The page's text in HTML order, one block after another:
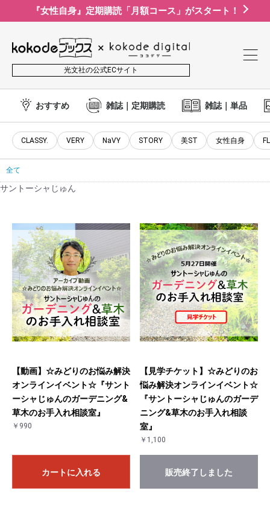
『女性自身』定期購読「月額コース」がスタート！
光文社の公式ECサイト
おすすめ 雑誌｜定期購読 雑誌｜単品
CLASSY. VERY NaVY STORY 美ST 女性自身
全て
サントーシャじゅん
【動画】☆みどりのお悩み解決
オンラインイベント☆『サント
ーシャじゅんのガーデニング&
草木のお手入れ相談室』
￥990
カートに入れる
【見学チケット】☆みどりのお
悩み解決オンラインイベント☆
『サントーシャじゅんのガーデ
ニング&草木のお手入れ相談
室』
￥1,100
販売終了しました